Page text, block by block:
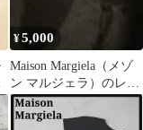
¥5,000
Maison Margiela（メゾ
ン マルジェラ）のレデ
ィースコレクション